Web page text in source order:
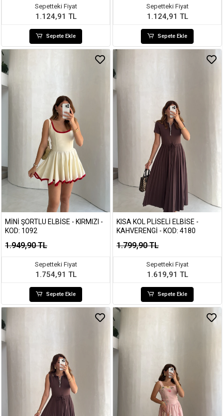
Sepetteki Fiyat
1.124,91 TL
Sepete Ekle
Sepetteki Fiyat
1.124,91 TL
Sepete Ekle
MINI ŞORTLU ELBISE - KIRMIZI -
KOD: 1092
1.949,90 TL
Sepetteki Fiyat
1.754,91 TL
Sepete Ekle
KISA KOL PLISELI ELBISE -
KAHVERENGI - KOD: 4180
1.799,90 TL
Sepetteki Fiyat
1.619,91 TL
Sepete Ekle